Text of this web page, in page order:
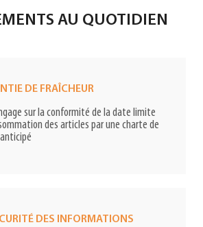
AU QUOTIDIEN
DE FRAÎCHEUR
sur la conformité de la date limite
des articles par une charte de
DES INFORMATIONS